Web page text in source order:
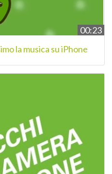
00:23
la musica su iPhone